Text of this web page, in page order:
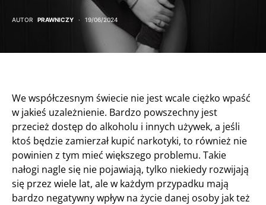
AUTOR PRAWNICZY 19/06/2024
We współczesnym świecie nie jest wcale ciężko wpaść
w jakieś uzależnienie. Bardzo powszechny jest
przecież dostęp do alkoholu i innych używek, a jeśli
ktoś będzie zamierzał kupić narkotyki, to również nie
powinien z tym mieć większego problemu. Takie
nałogi nagle się nie pojawiają, tylko niekiedy rozwijają
się przez wiele lat, ale w każdym przypadku mają
bardzo negatywny wpływ na życie danej osoby jak też